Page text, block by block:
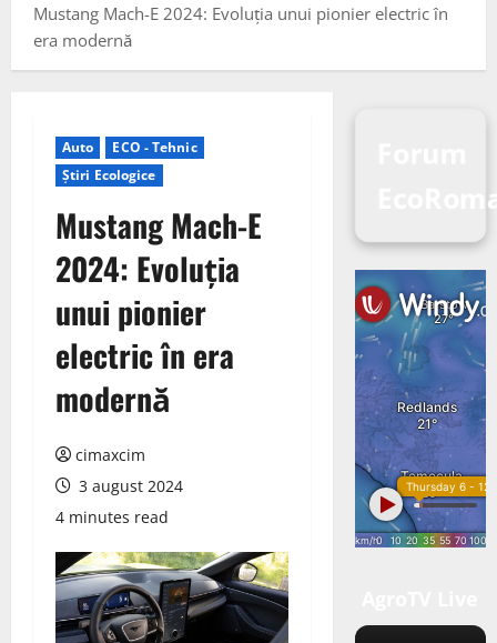
Mustang Mach-E 2024: Evoluția unui pionier electric în
era modernă
Auto
ECO - Tehnic
Știri Ecologice
Mustang Mach-E
2024: Evoluția
unui pionier
electric în era
modernă
cimaxcim
3 august 2024
4 minutes read